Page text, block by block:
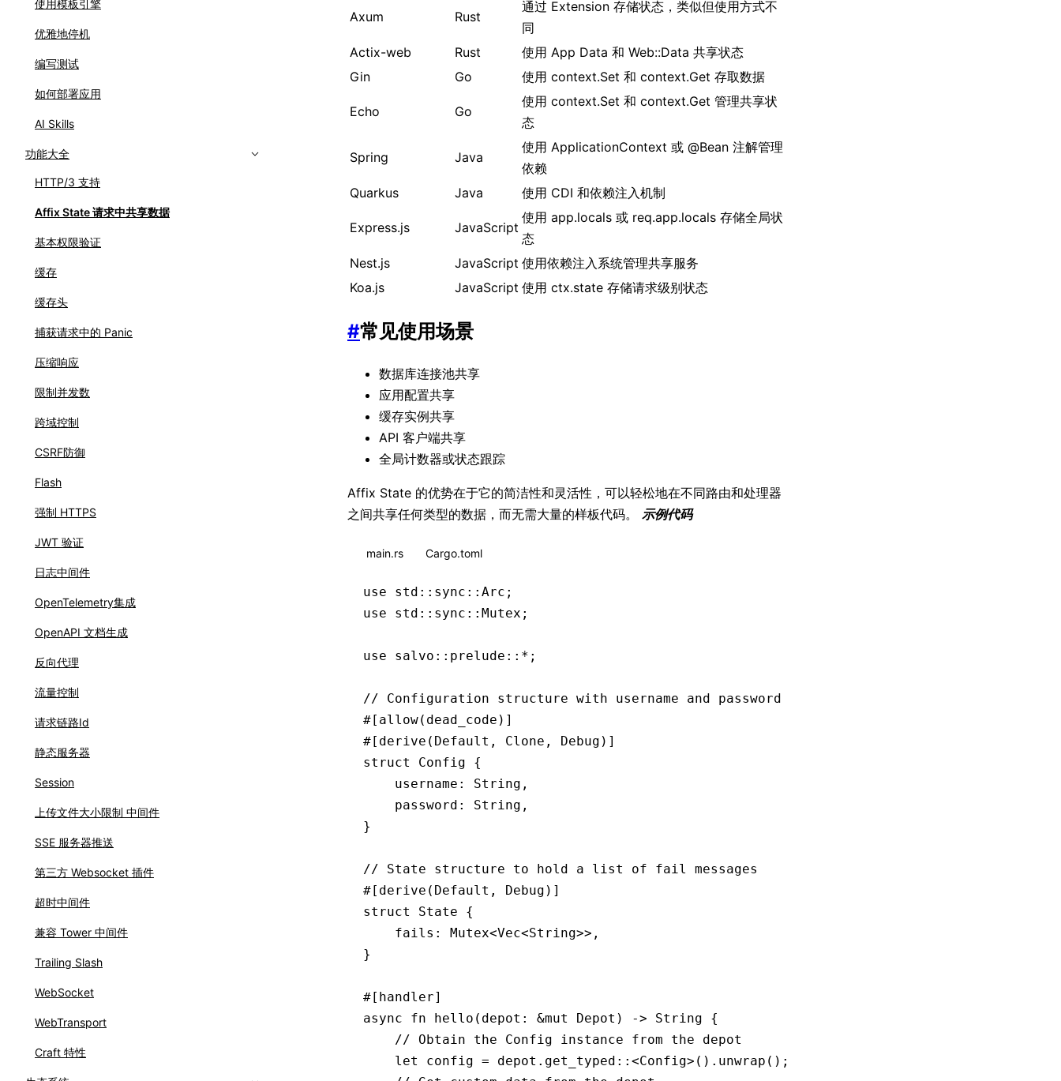
使用模板引擎
优雅地停机
编写测试
如何部署应用
AI Skills
功能大全
HTTP/3 支持
Affix State 请求中共享数据
基本权限验证
缓存
缓存头
捕获请求中的 Panic
压缩响应
限制并发数
跨域控制
CSRF防御
Flash
强制 HTTPS
JWT 验证
日志中间件
OpenTelemetry集成
OpenAPI 文档生成
反向代理
流量控制
请求链路Id
静态服务器
Session
上传文件大小限制 中间件
SSE 服务器推送
第三方 Websocket 插件
超时中间件
兼容 Tower 中间件
Trailing Slash
WebSocket
WebTransport
Craft 特性
Axum Rust
通过 Extension 存储状态，类似但使用方式不
同
Actix-web
Rust
使用 App Data 和 Web::Data 共享状态
Gin
Go 使用 context.Set 和 context.Get 存取数据
Echo Go
使用 context.Set 和 context.Get 管理共享状
态
Spring Java
使用 ApplicationContext 或 @Bean 注解管理
依赖
Quarkus
Java 使用 CDI 和依赖注入机制
Express.js JavaScript
使用 app.locals 或 req.app.locals 存储全局状
态
Nest.js
JavaScript 使用依赖注入系统管理共享服务
Koa.js
JavaScript 使用 ctx.state 存储请求级别状态
#常见使用场景
数据库连接池共享
应用配置共享
缓存实例共享
API 客户端共享
全局计数器或状态跟踪
Affix State 的优势在于它的简洁性和灵活性，可以轻松地在不同路由和处理器
之间共享任何类型的数据，而无需大量的样板代码。 示例代码
main.rs Cargo.toml
use std :: sync :: Arc ;
use std :: sync :: Mutex ;
use salvo :: prelude ::* ;
// Configuration structure with username and password
#[allow(dead_code)]
#[derive( Default , Clone , Debug )]
struct
Config {
    username
: String ,
    password
: String ,
}
// State structure to hold a list of fail messages
#[derive( Default , Debug )]
struct
State {
    fails
: Mutex<Vec<String>>,
}
#[handler]
async fn hello (depot : &mut Depot ) -> String {
    // Obtain the Config instance from the depot
    let
config = depot . get_typed :: <Config>() . unwrap ();